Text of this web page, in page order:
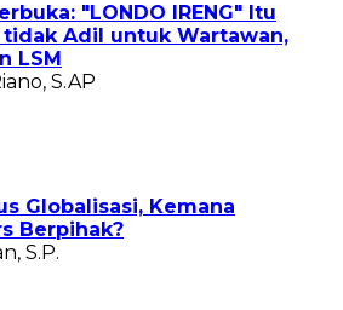
"LONDO IRENG" Itu
Adil untuk Wartawan,
LSM
S.AP
Globalisasi, Kemana
Berpihak?
S.P.